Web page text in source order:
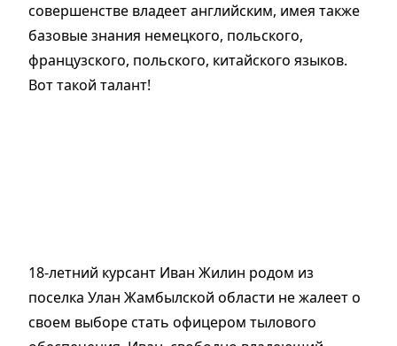
совершенстве владеет английским, имея также
базовые знания немецкого, польского,
французского, польского, китайского языков.
Вот такой талант!
18-летний курсант Иван Жилин родом из
поселка Улан Жамбылской области не жалеет о
своем выборе стать офицером тылового